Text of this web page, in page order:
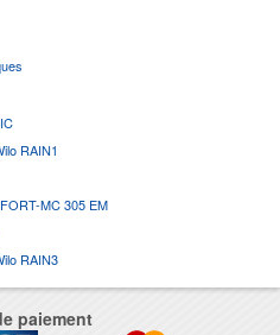
RAIN1
MC 305 EM
RAIN3
paiement